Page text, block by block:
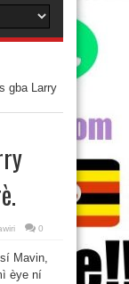
gba Larry
0
Mavin,
èye ní